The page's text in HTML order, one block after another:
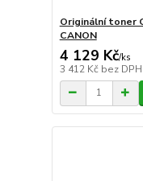
Originální toner
CANON
4 129 Kč/ks
3 412 Kč bez DPH